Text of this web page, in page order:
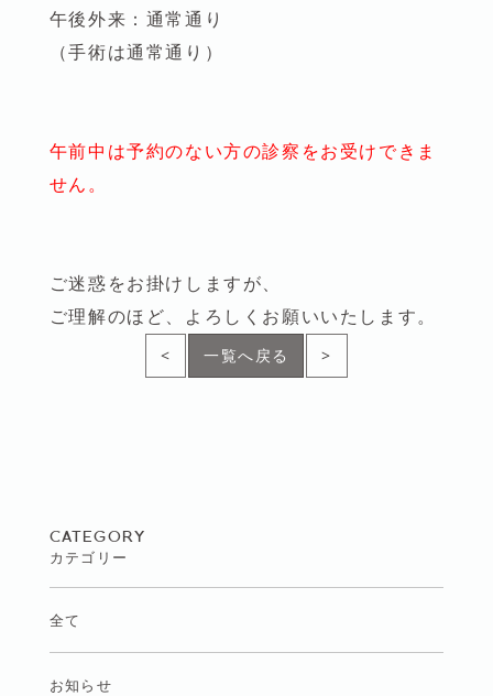
午後外来：通常通り
（手術は通常通り）
午前中は予約のない方の診察をお受けできま
せん。
ご迷惑をお掛けしますが、
ご理解のほど、よろしくお願いいたします。
< 一覧へ戻る >
CATEGORY
カテゴリー
全て
お知らせ